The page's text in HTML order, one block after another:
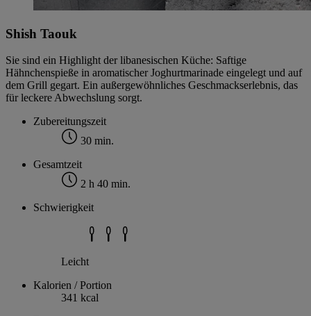
Shish Taouk
Sie sind ein Highlight der libanesischen Küche: Saftige
Hähnchenspieße in aromatischer Joghurtmarinade eingelegt und auf
dem Grill gegart. Ein außergewöhnliches Geschmackserlebnis, das
für leckere Abwechslung sorgt.
Zubereitungszeit
30 min.
Gesamtzeit
2 h 40 min.
Schwierigkeit
Leicht
Kalorien / Portion
341 kcal